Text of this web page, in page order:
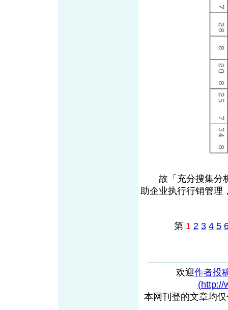
故「充分搜集分析
助企业执行行销管理
第 1 2 3 4 5
欢迎作者投
(http://
本网刊登的文章均